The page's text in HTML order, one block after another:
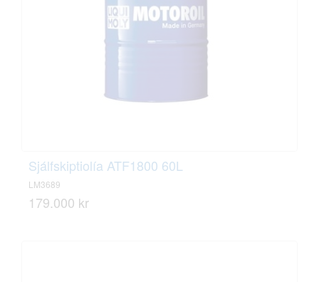
Sjálfskiptiolía ATF1800 60L
LM3689
179.000 kr